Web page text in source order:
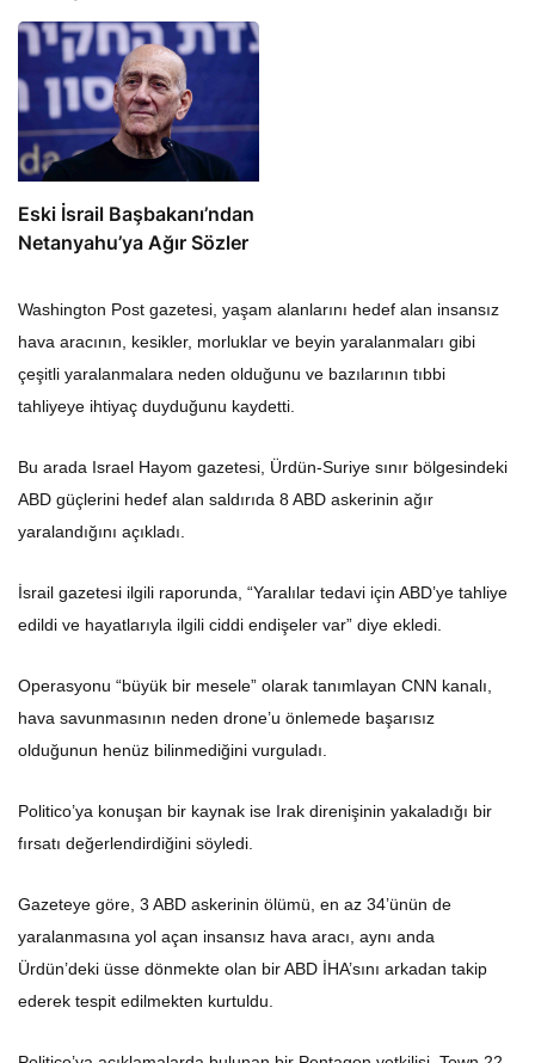
Eski İsrail Başbakanı’ndan
Netanyahu’ya Ağır Sözler
Washington Post gazetesi, yaşam alanlarını hedef alan insansız
hava aracının, kesikler, morluklar ve beyin yaralanmaları gibi
çeşitli yaralanmalara neden olduğunu ve bazılarının tıbbi
tahliyeye ihtiyaç duyduğunu kaydetti.
Bu arada Israel Hayom gazetesi, Ürdün-Suriye sınır bölgesindeki
ABD güçlerini hedef alan saldırıda 8 ABD askerinin ağır
yaralandığını açıkladı.
İsrail gazetesi ilgili raporunda, “Yaralılar tedavi için ABD’ye tahliye
edildi ve hayatlarıyla ilgili ciddi endişeler var” diye ekledi.
Operasyonu “büyük bir mesele” olarak tanımlayan CNN kanalı,
hava savunmasının neden drone’u önlemede başarısız
olduğunun henüz bilinmediğini vurguladı.
Politico’ya konuşan bir kaynak ise Irak direnişinin yakaladığı bir
fırsatı değerlendirdiğini söyledi.
Gazeteye göre, 3 ABD askerinin ölümü, en az 34’ünün de
yaralanmasına yol açan insansız hava aracı, aynı anda
Ürdün’deki üsse dönmekte olan bir ABD İHA’sını arkadan takip
ederek tespit edilmekten kurtuldu.
Politico’ya açıklamalarda bulunan bir Pentagon yetkilisi, Town 22